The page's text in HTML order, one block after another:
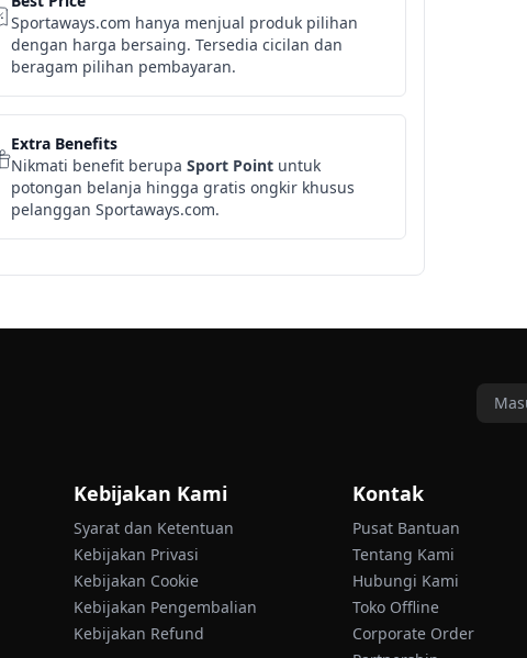
Sportaways.com hanya menjual produk pilihan
dengan harga bersaing. Tersedia cicilan dan
beragam pilihan pembayaran.
Extra Benefits
Nikmati benefit berupaSport Point untuk
potongan belanja hingga gratis ongkir khusus
pelanggan Sportaways.com.
Kebijakan Kami
Syarat dan Ketentuan
Kebijakan Privasi
Kebijakan Cookie
Kebijakan Pengembalian
Kebijakan Refund
Kontak
Pusat Bantuan
Tentang Kami
Hubungi Kami
Toko Offline
Corporate Order